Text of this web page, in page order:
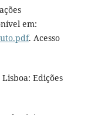
em:
. Acesso
Edições